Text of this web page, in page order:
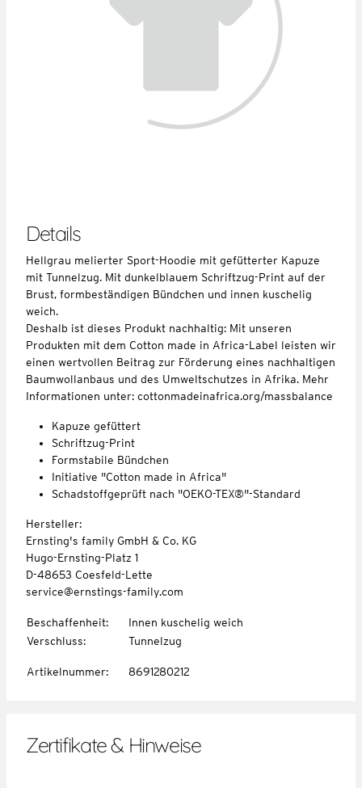
Details
Hellgrau melierter Sport-Hoodie mit gefütterter Kapuze
mit Tunnelzug. Mit dunkelblauem Schriftzug-Print auf der
Brust, formbeständigen Bündchen und innen kuschelig
weich.
Deshalb ist dieses Produkt nachhaltig: Mit unseren
Produkten mit dem Cotton made in Africa-Label leisten wir
einen wertvollen Beitrag zur Förderung eines nachhaltigen
Baumwollanbaus und des Umweltschutzes in Afrika. Mehr
Informationen unter: cottonmadeinafrica.org/massbalance
Kapuze gefüttert
Schriftzug-Print
Formstabile Bündchen
Initiative "Cotton made in Africa"
Schadstoffgeprüft nach "OEKO-TEX®"-Standard
Hersteller:
Ernsting's family GmbH & Co. KG
Hugo-Ernsting-Platz 1
D-48653 Coesfeld-Lette
service@ernstings-family.com
Beschaffenheit:
Innen kuschelig weich
Verschluss: Tunnelzug
Artikelnummer: 8691280212
Zertifikate & Hinweise